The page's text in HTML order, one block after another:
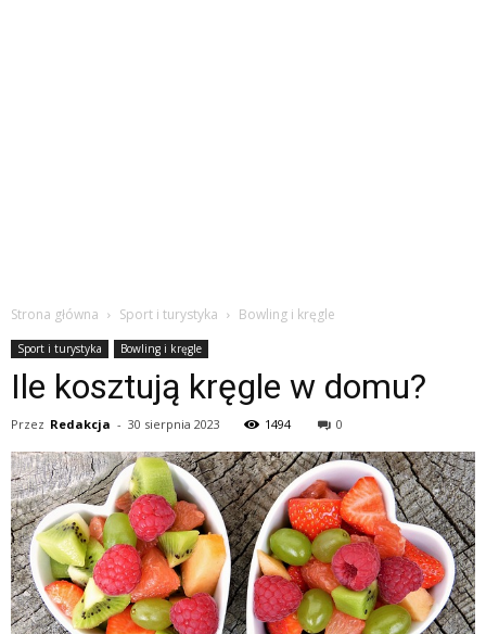
Strona główna Sport i turystyka Bowling i kręgle
Sport i turystyka Bowling i kręgle
Ile kosztują kręgle w domu?
Przez Redakcja - 30 sierpnia 2023 1494 0